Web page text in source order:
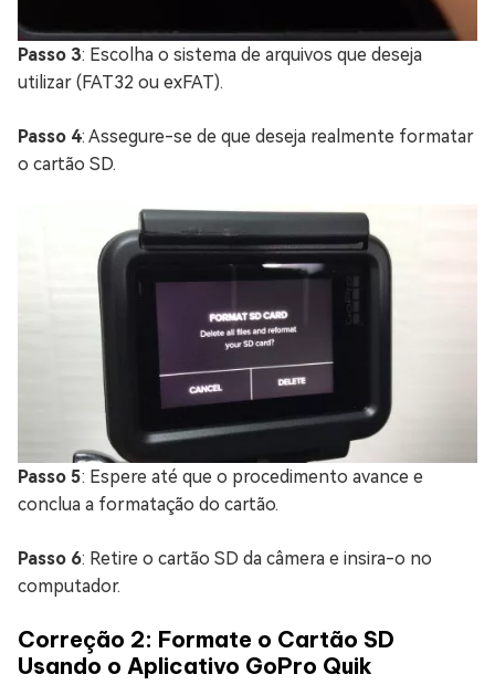
Passo 3: Escolha o sistema de arquivos que deseja
utilizar (FAT32 ou exFAT).
Passo 4: Assegure-se de que deseja realmente formatar
o cartão SD.
Passo 5: Espere até que o procedimento avance e
conclua a formatação do cartão.
Passo 6: Retire o cartão SD da câmera e insira-o no
computador.
Correção 2: Formate o Cartão SD
Usando o Aplicativo GoPro Quik